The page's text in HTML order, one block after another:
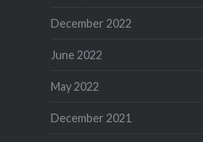
December 2022
June 2022
May 2022
December 2021